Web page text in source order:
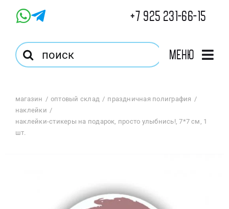
+7 925 231-66-15
Результат
поиска:
Меню
Магазин
магазин оптовый склад
праздничная полиграфия
наклейки
наклейки-стикеры на подарок, просто улыбнись!, 7*7 см, 1
шт.